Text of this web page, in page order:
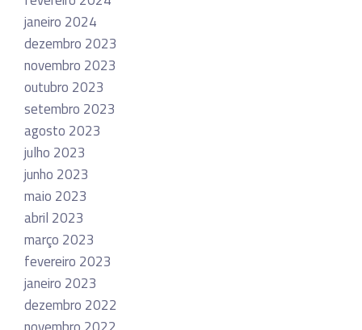
janeiro 2024
dezembro 2023
novembro 2023
outubro 2023
setembro 2023
agosto 2023
julho 2023
junho 2023
maio 2023
abril 2023
março 2023
fevereiro 2023
janeiro 2023
dezembro 2022